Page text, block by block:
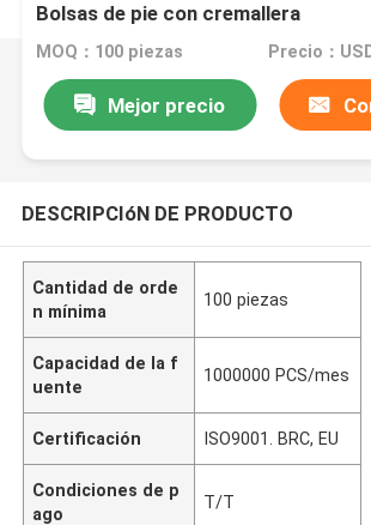
Bolsas de pie con cremallera
MOQ：100 piezas
Mejor precio
DESCRIPCIóN DE PRODUCTO
Cantidad de orde
n mínima
100 piezas
Capacidad de la f
uente
1000000 PCS/mes
Certificación ISO9001. BRC, EU
Condiciones de p
ago
T/T